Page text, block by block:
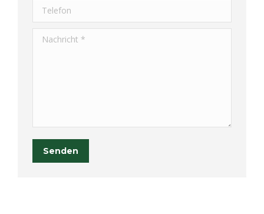
Telefon
Nachricht *
Senden